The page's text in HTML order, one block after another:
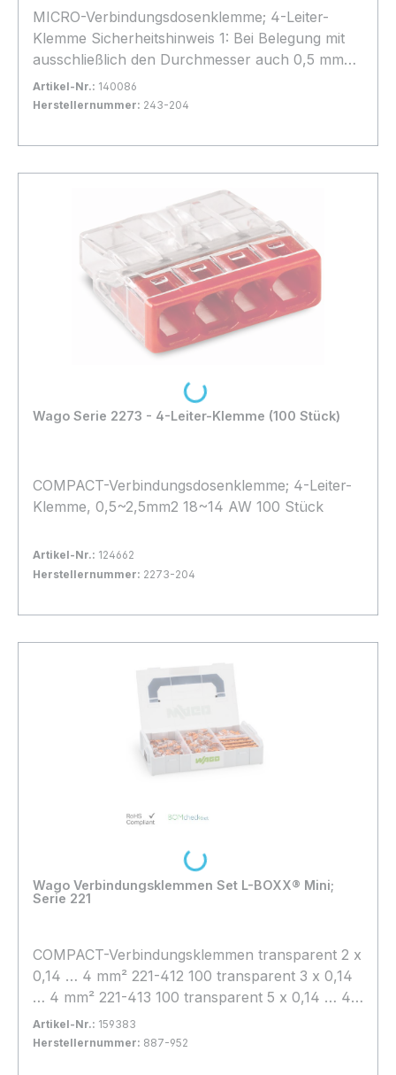
MICRO-Verbindungsdosenklemme; 4-Leiter-
Klemme Sicherheitshinweis 1: Bei Belegung mit
ausschließlich den Durchmesser auch 0,5 mm
Ø/AWG 24 oder 1,0 mm Ø/AWG 18 möglich. 100
Stück
Artikel-Nr.: 140086
Herstellernummer: 243-204
In den Warenkorb
Wago Serie 2273 - 4-Leiter-Klemme (100 Stück)
COMPACT-Verbindungsdosenklemme; 4-Leiter-
Klemme, 0,5~2,5mm2 18~14 AW 100 Stück
Artikel-Nr.: 124662
Herstellernummer: 2273-204
In den Warenkorb
Loading...
Wago Verbindungsklemmen Set L-BOXX® Mini;
Serie 221
COMPACT-Verbindungsklemmen transparent 2 x
0,14 … 4 mm² 221-412 100 transparent 3 x 0,14
… 4 mm² 221-413 100 transparent 5 x 0,14 … 4
mm² 221-415 25 Befestigungsadapter orange
221-500 4
Artikel-Nr.: 159383
Herstellernummer: 887-952
Loading...